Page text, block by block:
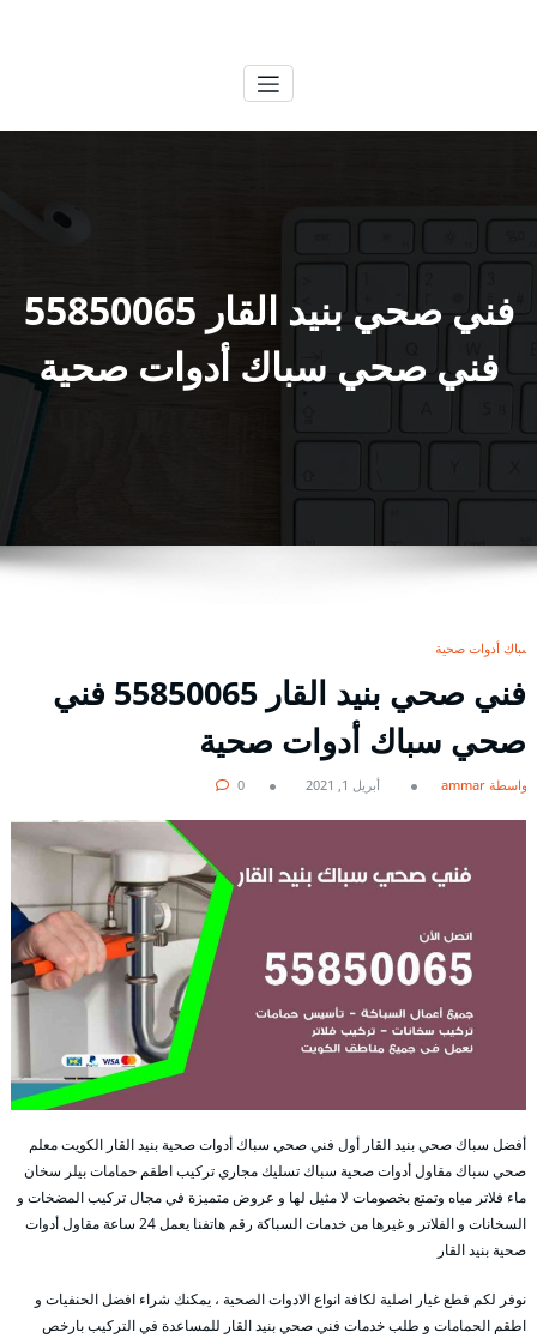
فني صحي بنيد القار 55850065
فني صحي سباك أدوات صحية
سباك أدوات صحية
فني صحي بنيد القار 55850065 فني
صحي سباك أدوات صحية
بواسطة ammar أبريل 1, 2021 0
أفضل سباك صحي بنيد القار أول فني صحي سباك أدوات صحية بنيد القار الكويت معلم
صحي سباك مقاول أدوات صحية سباك تسليك مجاري تركيب اطقم حمامات بيلر سخان
ماء فلاتر مياه وتمتع بخصومات لا مثيل لها و عروض متميزة في مجال تركيب المضخات و
السخانات و الفلاتر و غيرها من خدمات السباكة رقم هاتفنا يعمل 24 ساعة مقاول أدوات
صحية بنيد القار
نوفر لكم قطع غيار اصلية لكافة انواع الادوات الصحية ، يمكنك شراء افضل الحنفيات و
اطقم الحمامات و طلب خدمات فني صحي بنيد القار للمساعدة في التركيب بارخص